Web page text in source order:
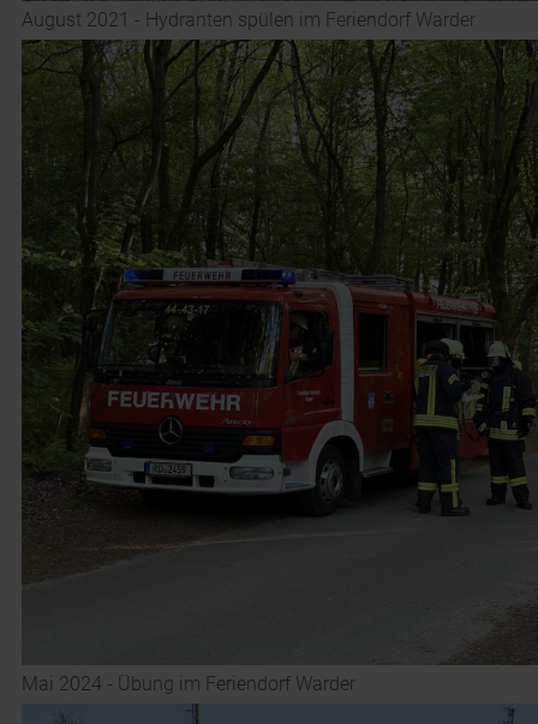
August 2021 - Hydranten spülen im Feriendorf Warder
Mai 2024 - Übung im Feriendorf Warder